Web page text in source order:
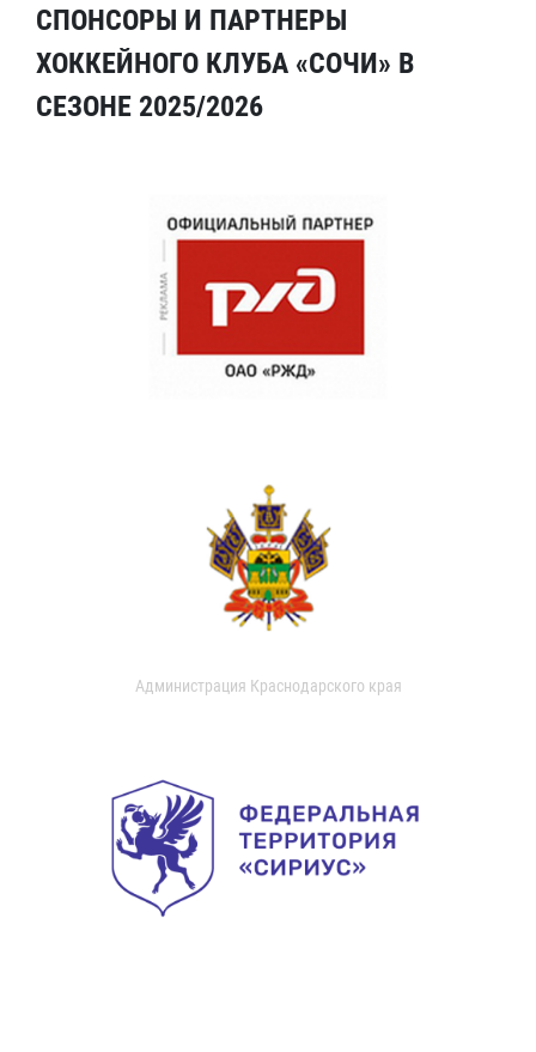
СПОНСОРЫ И ПАРТНЕРЫ
ХОККЕЙНОГО КЛУБА «СОЧИ» В
СЕЗОНЕ 2025/2026
Администрация Краснодарского края